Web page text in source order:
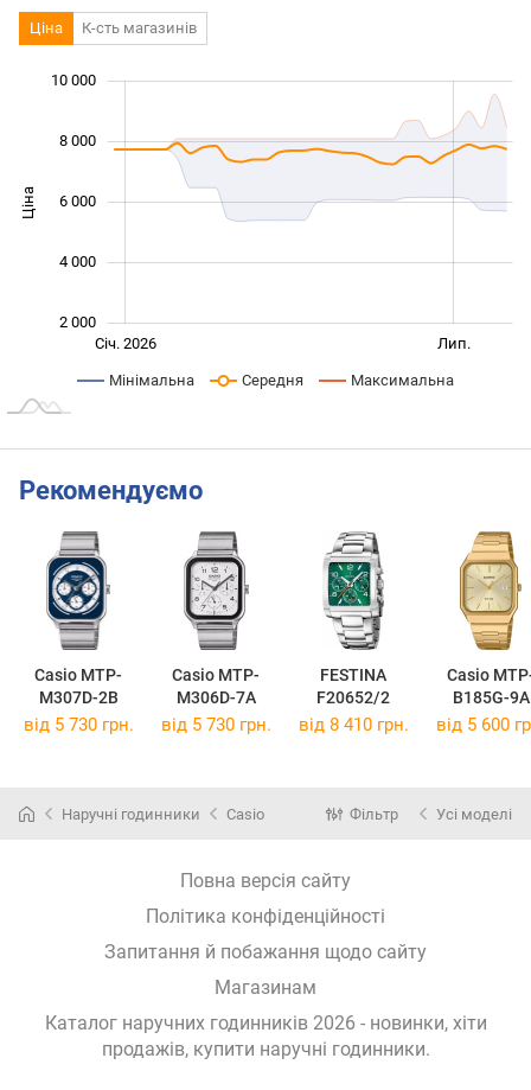
Ціна К-сть магазинів
Ціна 10 000
2 000
4 000
6 000
8 000
10 000
L
Жовт.
Січ. 2026
Січ. 2027
Лип. Лип.
Мінімальна Середня Максимальна
Рекомендуємо
Casio MTP-
M307D-2B
Casio MTP-
M306D-7A
FESTINA
F20652/2
Casio
B185G-9A
від 5 730 грн. від 5 730 грн. від 8 410 грн. від 5 600
Наручні годинники Casio Фільтр Усі моделі
Повна версія сайту
Політика конфіденційності
Запитання й побажання щодо сайту
Магазинам
Каталог наручних годинників 2026 - новинки, хіти
продажів, купити наручні годинники.